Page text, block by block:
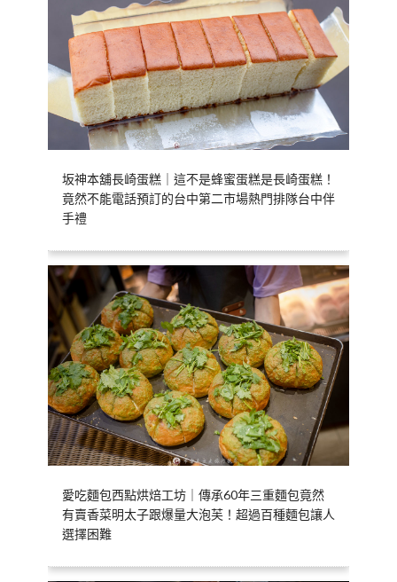
坂神本舖長崎蛋糕｜這不是蜂蜜蛋糕是長崎蛋糕！
竟然不能電話預訂的台中第二市場熱門排隊台中伴
手禮
愛吃麵包西點烘焙工坊｜傳承60年三重麵包竟然
有賣香菜明太子跟爆量大泡芙！超過百種麵包讓人
選擇困難